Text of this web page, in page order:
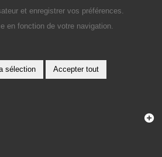
et enregistrer vos préférences.
en fonction de votre navigation.
sélection Accepter tout